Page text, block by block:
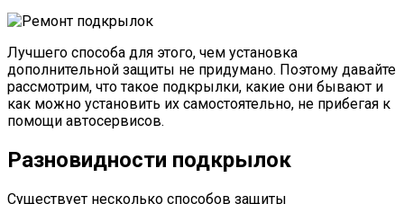
Лучшего способа для этого, чем установка
дополнительной защиты не придумано. Поэтому давайте
рассмотрим, что такое подкрылки, какие они бывают и
как можно установить их самостоятельно, не прибегая к
помощи автосервисов.
Разновидности подкрылок
Существует несколько способов защиты